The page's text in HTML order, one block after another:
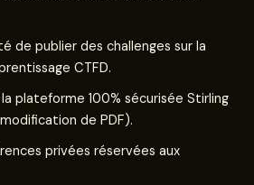
de publier des challenges sur la
CTFD.
la plateforme 100% sécurisée Stirling
de PDF).
privées réservées aux